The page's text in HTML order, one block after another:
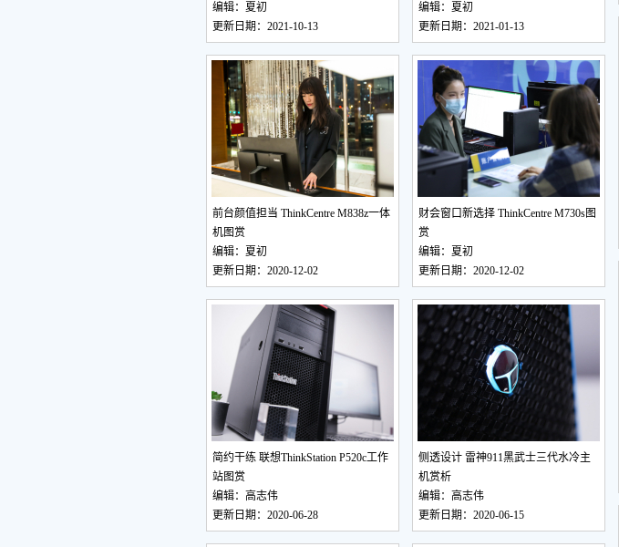
编辑：夏初
更新日期：2021-10-13
编辑：夏初
更新日期：2021-01-13
前台颜值担当 ThinkCentre M838z一体
机图赏
编辑：夏初
更新日期：2020-12-02
财会窗口新选择 ThinkCentre M730s图
赏
编辑：夏初
更新日期：2020-12-02
简约干练 联想ThinkStation P520c工作
站图赏
编辑：高志伟
更新日期：2020-06-28
侧透设计 雷神911黑武士三代水冷主
机赏析
编辑：高志伟
更新日期：2020-06-15